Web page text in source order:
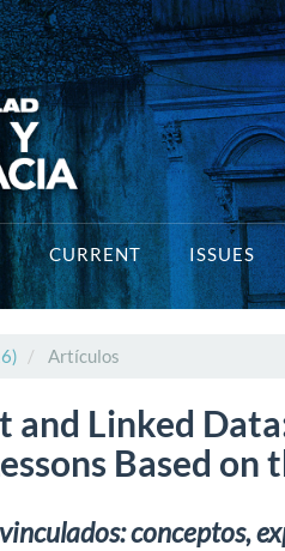
CURRENT ISSUES
Artículos
and Linked
Based on
conceptos,